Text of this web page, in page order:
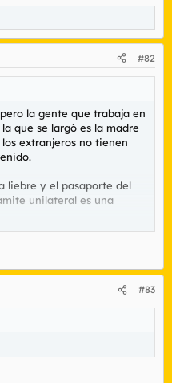
#82
la gente que trabaja en
que se largó es la madre
extranjeros no tienen
liebre y el pasaporte del
unilateral es una
una pension y para colmo
#83